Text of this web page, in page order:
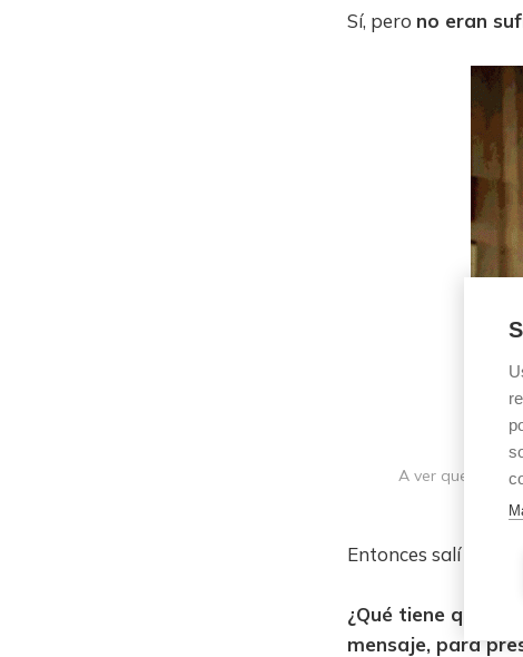
Sí, pero no eran
A ver que no se
Entonces salí a la
¿Qué tiene que
mensaje, para